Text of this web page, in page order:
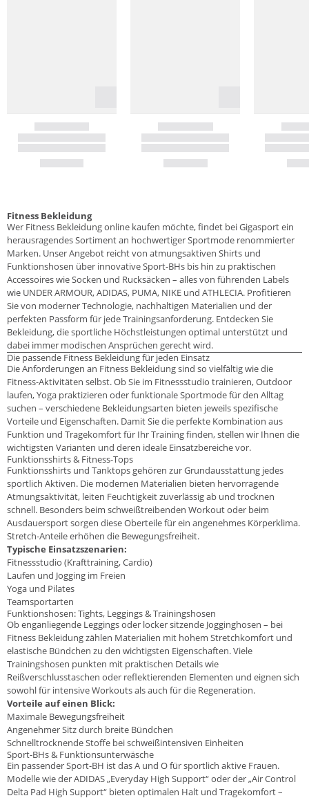
Fitness Bekleidung
Wer Fitness Bekleidung online kaufen möchte, findet bei Gigasport ein
herausragendes Sortiment an hochwertiger Sportmode renommierter
Marken. Unser Angebot reicht von atmungsaktiven Shirts und
Funktionshosen über innovative Sport-BHs bis hin zu praktischen
Accessoires wie Socken und Rucksäcken – alles von führenden Labels
wie UNDER ARMOUR, ADIDAS, PUMA, NIKE und ATHLECIA. Profitieren
Sie von moderner Technologie, nachhaltigen Materialien und der
perfekten Passform für jede Trainingsanforderung. Entdecken Sie
Bekleidung, die sportliche Höchstleistungen optimal unterstützt und
dabei immer modischen Ansprüchen gerecht wird.
Die passende Fitness Bekleidung für jeden Einsatz
Die Anforderungen an Fitness Bekleidung sind so vielfältig wie die
Fitness-Aktivitäten selbst. Ob Sie im Fitnessstudio trainieren, Outdoor
laufen, Yoga praktizieren oder funktionale Sportmode für den Alltag
suchen – verschiedene Bekleidungsarten bieten jeweils spezifische
Vorteile und Eigenschaften. Damit Sie die perfekte Kombination aus
Funktion und Tragekomfort für Ihr Training finden, stellen wir Ihnen die
wichtigsten Varianten und deren ideale Einsatzbereiche vor.
Funktionsshirts & Fitness-Tops
Funktionsshirts und Tanktops gehören zur Grundausstattung jedes
sportlich Aktiven. Die modernen Materialien bieten hervorragende
Atmungsaktivität, leiten Feuchtigkeit zuverlässig ab und trocknen
schnell. Besonders beim schweißtreibenden Workout oder beim
Ausdauersport sorgen diese Oberteile für ein angenehmes Körperklima.
Stretch-Anteile erhöhen die Bewegungsfreiheit.
Typische Einsatzszenarien:
Fitnessstudio (Krafttraining, Cardio)
Laufen und Jogging im Freien
Yoga und Pilates
Teamsportarten
Funktionshosen: Tights, Leggings & Trainingshosen
Ob enganliegende Leggings oder locker sitzende Jogginghosen – bei
Fitness Bekleidung zählen Materialien mit hohem Stretchkomfort und
elastische Bündchen zu den wichtigsten Eigenschaften. Viele
Trainingshosen punkten mit praktischen Details wie
Reißverschlusstaschen oder reflektierenden Elementen und eignen sich
sowohl für intensive Workouts als auch für die Regeneration.
Vorteile auf einen Blick:
Maximale Bewegungsfreiheit
Angenehmer Sitz durch breite Bündchen
Schnelltrocknende Stoffe bei schweißintensiven Einheiten
Sport-BHs & Funktionsunterwäsche
Ein passender Sport-BH ist das A und O für sportlich aktive Frauen.
Modelle wie der ADIDAS „Everyday High Support“ oder der „Air Control
Delta Pad High Support“ bieten optimalen Halt und Tragekomfort –